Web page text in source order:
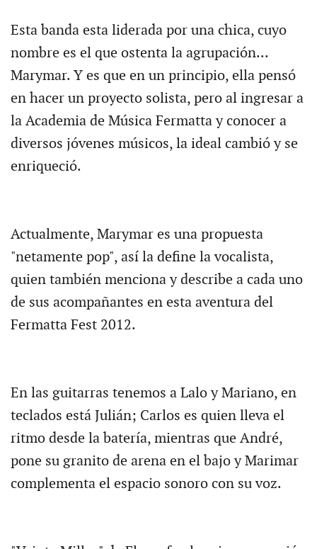
Esta banda esta liderada por una chica, cuyo
nombre es el que ostenta la agrupación...
Marymar. Y es que en un principio, ella pensó
en hacer un proyecto solista, pero al ingresar a
la Academia de Música Fermatta y conocer a
diversos jóvenes músicos, la ideal cambió y se
enriqueció.
Actualmente, Marymar es una propuesta
"netamente pop", así la define la vocalista,
quien también menciona y describe a cada uno
de sus acompañantes en esta aventura del
Fermatta Fest 2012.
En las guitarras tenemos a Lalo y Mariano, en
teclados está Julián; Carlos es quien lleva el
ritmo desde la batería, mientras que André,
pone su granito de arena en el bajo y Marimar
complementa el espacio sonoro con su voz.